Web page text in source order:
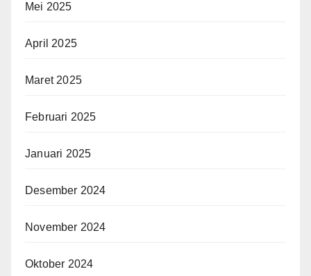
Mei 2025
April 2025
Maret 2025
Februari 2025
Januari 2025
Desember 2024
November 2024
Oktober 2024